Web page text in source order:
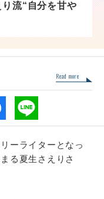
り流“自分を甘や
Read more
ーライターとなっ
る夏生さえりさ